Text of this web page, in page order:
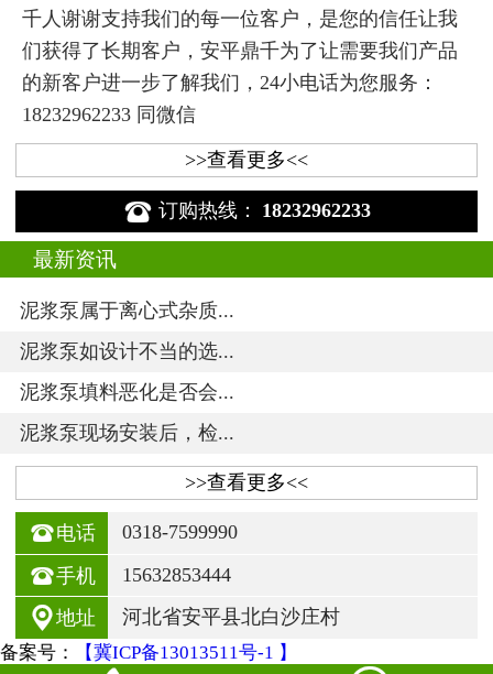
千人谢谢支持我们的每一位客户，是您的信任让我
们获得了长期客户，安平鼎千为了让需要我们产品
的新客户进一步了解我们，24小电话为您服务：
18232962233 同微信
>>查看更多<<
 订购热线： 18232962233
最新资讯
泥浆泵属于离心式杂质...
泥浆泵如设计不当的选...
泥浆泵填料恶化是否会...
泥浆泵现场安装后，检...
>>查看更多<<
电话 0318-7599990
手机 15632853444
地址 河北省安平县北白沙庄村
备案号： 【冀ICP备13013511号-1 】